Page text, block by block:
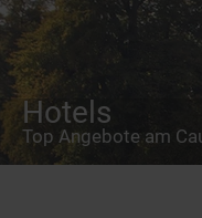
Hotels
Top Angebote am